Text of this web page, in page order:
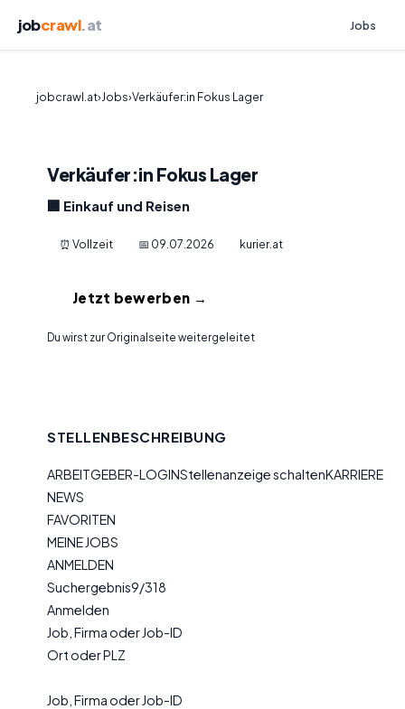
jobcrawl.at Jobs
jobcrawl.at›Jobs›Verkäufer:in Fokus Lager
Verkäufer:in Fokus Lager
🏢 Einkauf und Reisen
⏰ Vollzeit 📅 09.07.2026 kurier.at
Jetzt bewerben →
Du wirst zur Originalseite weitergeleitet
STELLENBESCHREIBUNG
ARBEITGEBER-LOGINStellenanzeige schaltenKARRIERE
NEWS
FAVORITEN
MEINE JOBS
ANMELDEN
Suchergebnis9/318
Anmelden
Job, Firma oder Job-ID
Ort oder PLZ
Job, Firma oder Job-ID